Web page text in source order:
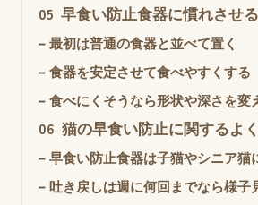
05 早食い防止食器に慣れさせ
– 最初は普通の食器と並べて置く
– 食器を安定させて食べやすくする
– 食べにくそうなら形状や深さを変
06 猫の早食い防止に関するよ
– 早食い防止食器は子猫やシニア猫
– 吐き戻しは週に何回までなら様子